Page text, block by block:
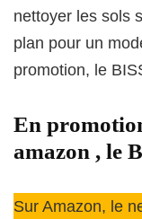
nettoyer les sols
plan pour un
promotion, le
En
amazon , le
Sur Amazon, le